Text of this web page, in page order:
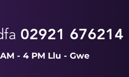
02921 676214
- 4 PM Llu - Gwe